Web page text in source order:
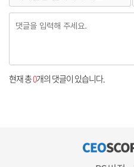
현재 총0개의 댓글이 있습니다.